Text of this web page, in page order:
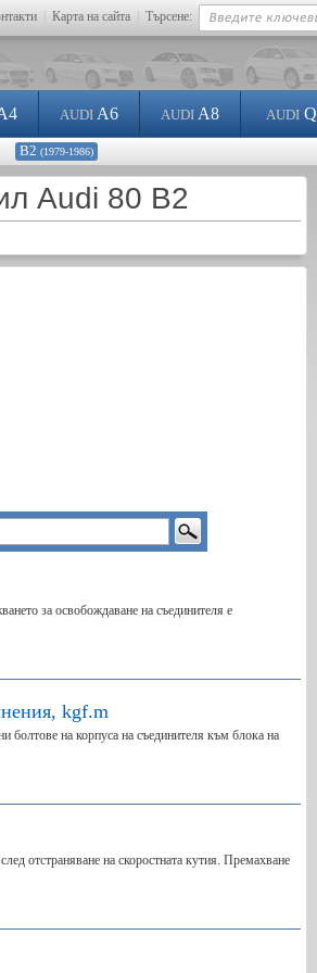
Карта на сайта Търсене:
AUDI A6 AUDI A8 AUDIQ
B2 (1979-1986)
Audi 80 B2
за освобождаване на съединителя е
kgf.m
болтове на корпуса на съединителя към блока на
отстраняване на скоростната кутия. Премахване